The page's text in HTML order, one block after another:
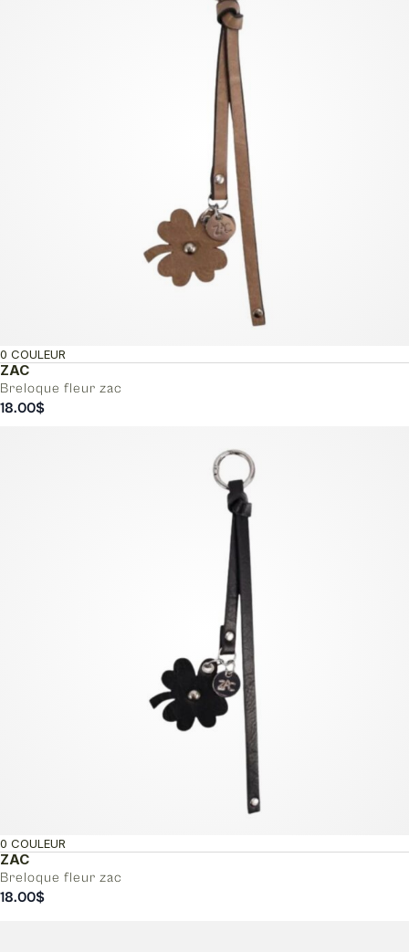
ZAC
Breloque fleur zac
0 COULEUR
18.00$
ZAC
Breloque fleur zac
0 COULEUR
18.00$